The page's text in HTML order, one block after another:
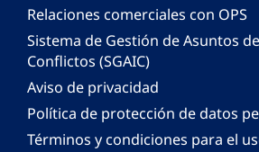
Relaciones comerciales con OPS
Sistema de Gestión de Asuntos
Conflictos (SGAIC)
Aviso de privacidad
Política de protección de datos
Términos y condiciones para el